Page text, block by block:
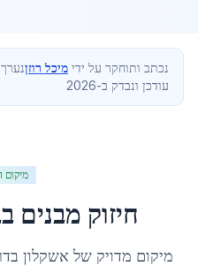
נכתב ותוחקר על ידי מיכל רוזן
עודכן ונבדק ב-2026
מיקום
חיזוק מבנים
מיקום מדויק של אשקלון ב